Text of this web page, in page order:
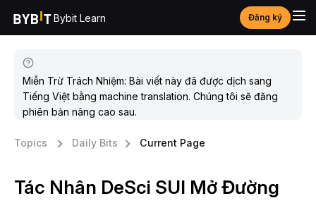
Bybit Learn Đăng ký
Miễn Trừ Trách Nhiệm: Bài viết này đã được dịch sang
Tiếng Việt bằng machine translation. Chúng tôi sẽ đăng
phiên bản nâng cao sau.
Topics Daily Bits Current Page
Tác Nhân DeSci SUI Mở Đường